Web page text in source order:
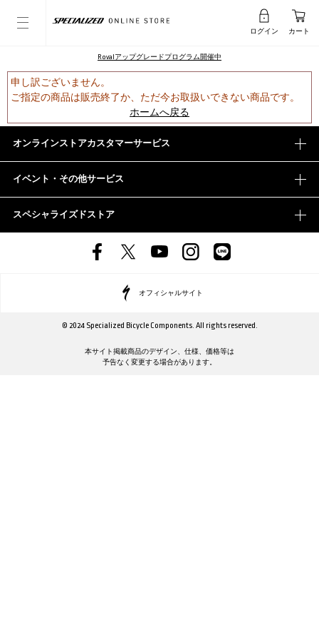
ログイン カート
Rovalアップグレードプログラム開催中
申し訳ございません。
ご指定の商品は販売終了か、ただ今お取扱いできない商品です。
ホームへ戻る
オンラインストアカスタマーサービス
イベント・その他サービス
スペシャライズドストア
オフィシャルサイト
© 2024 Specialized Bicycle Components. All rights reserved.
本サイト掲載商品のデザイン、仕様、価格等は
予告なく変更する場合があります。